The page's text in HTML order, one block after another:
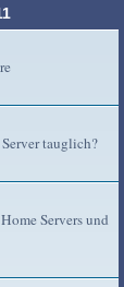
tauglich?
Servers und